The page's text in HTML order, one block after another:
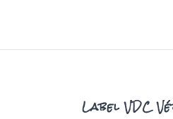
Label VDC